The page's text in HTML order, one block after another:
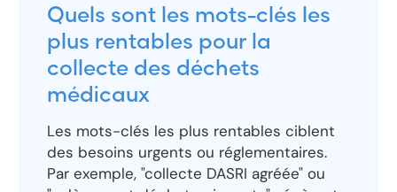
Quels sont les mots-clés les
plus rentables pour la
collecte des déchets
médicaux
Les mots-clés les plus rentables ciblent
des besoins urgents ou réglementaires.
Par exemple, "collecte DASRI agréée" ou